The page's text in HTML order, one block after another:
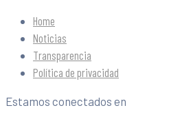
Home
Noticias
Transparencia
Política de privacidad
Estamos conectados en